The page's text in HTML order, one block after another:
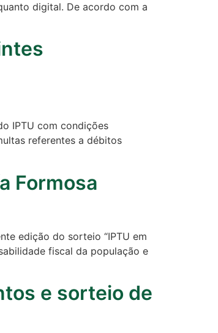
digital. De acordo com a
IPTU com condições
referentes a débitos
Formosa
edição do sorteio “IPTU em
fiscal da população e
e sorteio de